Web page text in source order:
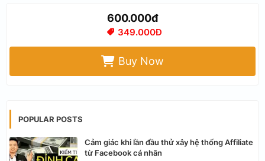
600.000đ
349.000Đ
Buy Now
POPULAR POSTS
Cảm giác khi lần đầu thử xây hệ thống Affiliate
từ Facebook cá nhân